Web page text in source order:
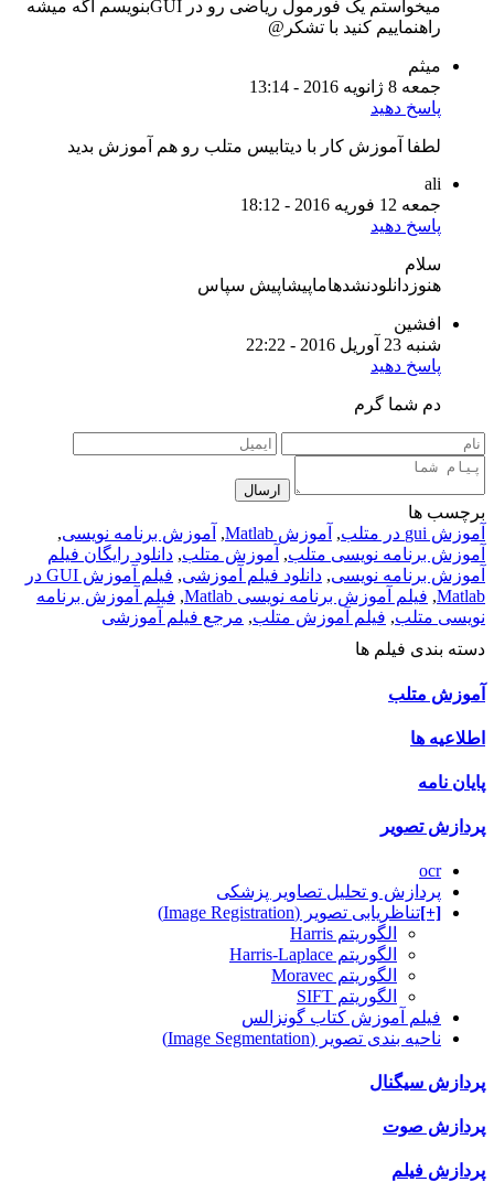
میخواستم یک فورمول ریاضی رو در GUIبنویسم اگه میشه
راهنماییم کنید با تشکر@
میثم
جمعه 8 ژانویه 2016 - 13:14
پاسخ دهید
لطفا آموزش کار با دیتابیس متلب رو هم آموزش بدید
ali
جمعه 12 فوریه 2016 - 18:12
پاسخ دهید
سلام
هنوزدانلودنشدهاماپیشاپیش سپاس
افشین
شنبه 23 آوریل 2016 - 22:22
پاسخ دهید
دم شما گرم
ارسال
برچسب ها
آموزش gui در متلب
, آموزش Matlab , آموزش برنامه نویسی,
آموزش برنامه نویسی متلب, آموزش متلب, دانلود رایگان فیلم
آموزش برنامه نویسی, دانلود فیلم آموزشی,
فیلم آموزش GUI در
Matlab
, فیلم آموزش برنامه نویسی Matlab , فیلم آموزش برنامه
نویسی متلب, فیلم آموزش متلب, مرجع فیلم آموزشی
دسته بندی فیلم ها
آموزش متلب
اطلاعیه ها
پایان نامه
پردازش تصویر
ocr
پردازش و تحلیل تصاویر پزشکی
[+]تناظریابی تصویر (Image Registration)
الگوریتم Harris
الگوریتم Harris-Laplace
الگوریتم Moravec
الگوریتم SIFT
فیلم آموزش کتاب گونزالس
ناحیه بندی تصویر (Image Segmentation)
پردازش سیگنال
پردازش صوت
پردازش فیلم